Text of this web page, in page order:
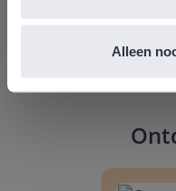
Alleen